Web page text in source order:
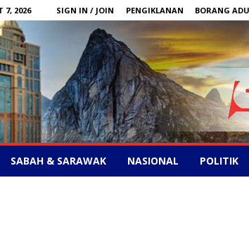
7, 2026 SIGN IN / JOIN PENGIKLANAN BORANG
SABAH & SARAWAK NASIONAL POLITIK